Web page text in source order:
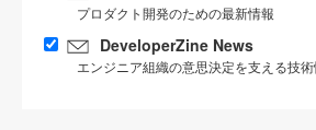
プロダクト開発のための最新情報
DeveloperZine News
エンジニア組織の意思決定を支える技